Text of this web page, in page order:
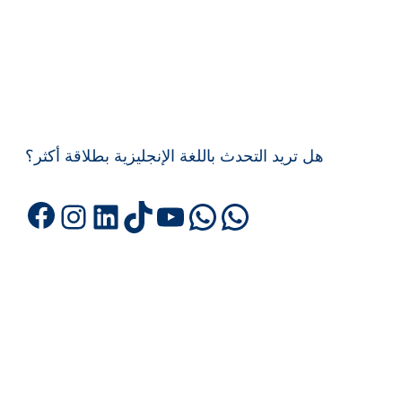
هل تريد التحدث باللغة الإنجليزية بطلاقة أكثر؟
Facebook
Instagram
LinkedIn
TikTok
YouTube
WhatsApp